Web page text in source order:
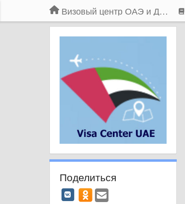
Визовый центр ОАЭ и Дубая
Поделиться